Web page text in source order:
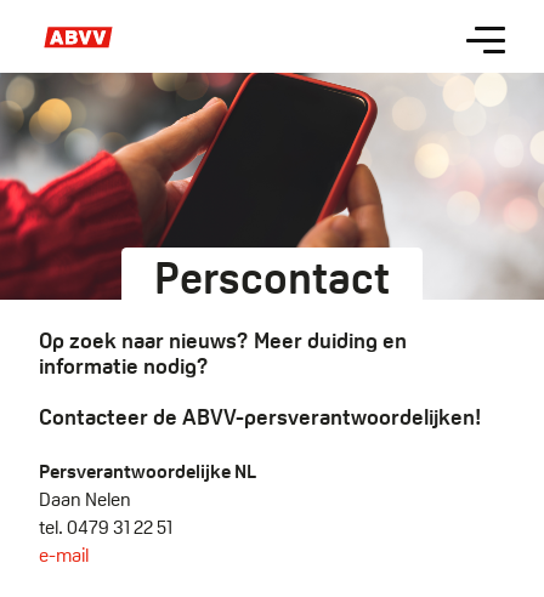
main
content
Menu
Perscontact
Op zoek naar nieuws? Meer duiding en
informatie nodig?
Contacteer de ABVV-persverantwoordelijken!
Persverantwoordelijke NL
Daan Nelen
tel. 0479 31 22 51
e-mail